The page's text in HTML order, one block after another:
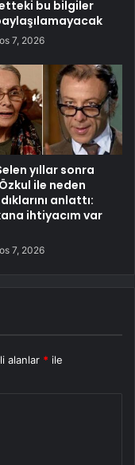
bu bilgiler
7, 2026
yıllar sonra
ile neden
anlattı:
ihtiyacım var
7, 2026
alanlar * ile